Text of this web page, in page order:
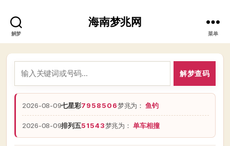
解梦
海南梦兆网
菜单
解梦查码
2026-08-09七星彩7958506梦兆为：鱼钓
2026-08-09排列五51543梦兆为：单车相撞